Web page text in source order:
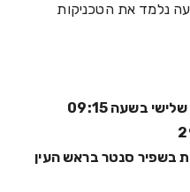
נלמד את הטכניקות
בשפיר סנטר בראש העין